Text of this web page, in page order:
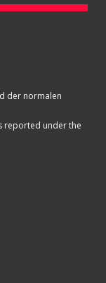
der normalen
reported under the